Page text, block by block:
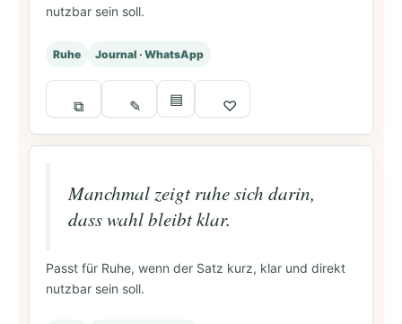
nutzbar sein soll.
Ruhe Journal · WhatsApp
⧉ ✎ ▤ ♡
Manchmal zeigt ruhe sich darin,
dass wahl bleibt klar.
Passt für Ruhe, wenn der Satz kurz, klar und direkt
nutzbar sein soll.